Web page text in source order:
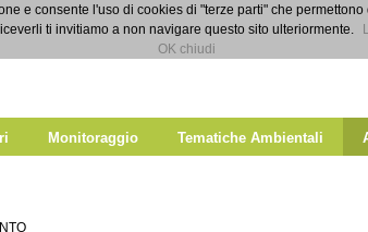
Monitoraggio Tematiche Ambientali
e consente l'uso di cookies di "terze parti" che
ti invitiamo a non navigare questo sito ulteriormente.
OK chiudi